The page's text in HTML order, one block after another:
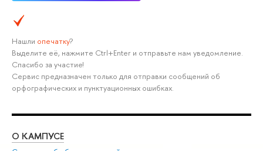
Нашли опечатку?
Выделите её, нажмите Ctrl+Enter и отправьте нам уведомление.
Спасибо за участие!
Сервис предназначен только для отправки сообщений об
орфографических и пунктуационных ошибках.
О КАМПУСЕ